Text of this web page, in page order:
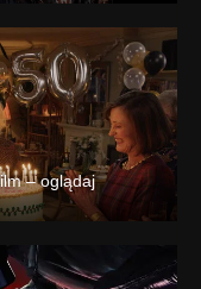
– oglądaj